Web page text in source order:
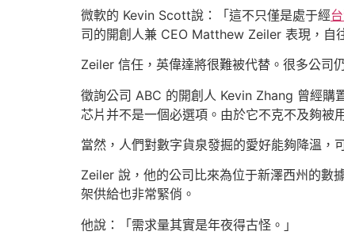
微軟的 Kevin Scott說：「這不只僅是處于經
司的開創人兼 CEO Matthew Zeiler 表現，自
Zeiler 信任，英偉達將很難被代替。很多公司
徵詢公司 ABC 的開創人 Kevin Zhang 曾經購
芯片并不是一個必選項。由於它不克不及夠被
當然，人們對數字貨泉發掘的愛好能夠降溫，
Zeiler 說，他的公司比來為位于新澤西州的數
架供給也非常緊俏。
他說：「需求量其實是年夜得古怪。」